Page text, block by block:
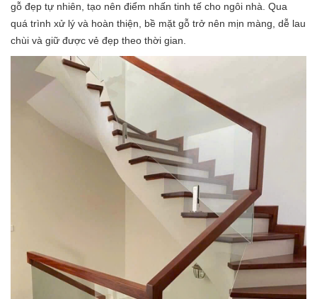
gỗ đẹp tự nhiên, tạo nên điểm nhấn tinh tế cho ngôi nhà. Qua
quá trình xử lý và hoàn thiện, bề mặt gỗ trở nên mịn màng, dễ lau
chùi và giữ được vẻ đẹp theo thời gian.